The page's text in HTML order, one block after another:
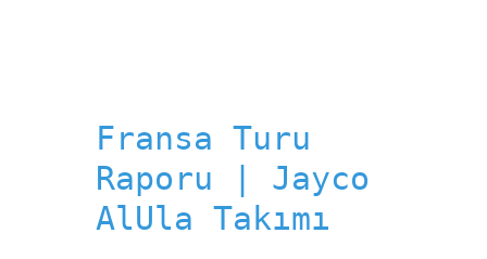
Fransa Turu
Raporu | Jayco
AlUla Takımı